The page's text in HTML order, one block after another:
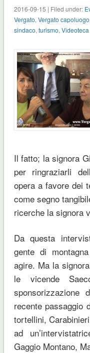
2016-09-15 | Filed under:
Vergato, Vergato capoluogo
sindaco, turismo, Videoteca
Il fatto; la signora
per ringraziarli
opera a favore dei
come segno
ricerche la signora
Da questa
gente di
agire. Ma la
le vicende
recente passaggio
tortellini,
ad
Gaggio Montano,